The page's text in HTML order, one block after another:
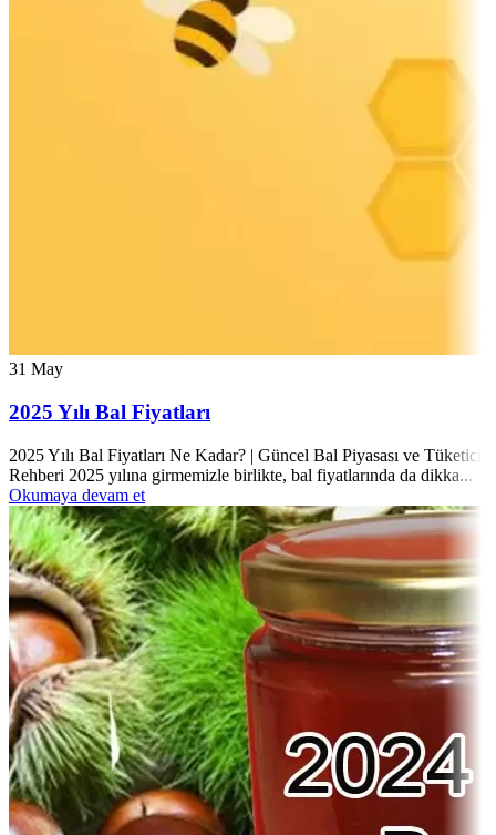
31 May
2025 Yılı Bal Fiyatları
2025 Yılı Bal Fiyatları Ne Kadar? | Güncel Bal Piyasası ve Tüketici
Rehberi 2025 yılına girmemizle birlikte, bal fiyatlarında da dikka...
Okumaya devam et